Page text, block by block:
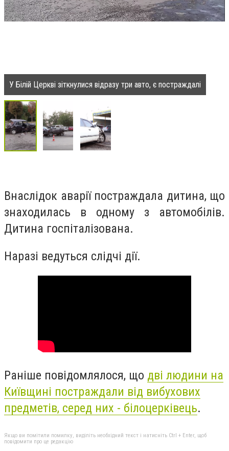
У Білій Церкві зіткнулися відразу три авто, є постраждалі
Внаслідок аварії постраждала дитина, що
знаходилась в одному з автомобілів.
Дитина госпіталізована.
Наразі ведуться слідчі дії.
Раніше повідомлялося, що дві людини на
Київщині постраждали від вибухових
предметів, серед них - білоцерківець.
Якщо ви помітили помилку, виділіть необхідний текст і натисніть Ctrl + Enter, щоб
повідомити про це редакцію